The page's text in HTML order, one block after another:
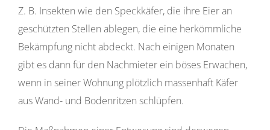
Z. B. Insekten wie den Speckkäfer, die ihre Eier an
geschützten Stellen ablegen, die eine herkömmliche
Bekämpfung nicht abdeckt. Nach einigen Monaten
gibt es dann für den Nachmieter ein böses Erwachen,
wenn in seiner Wohnung plötzlich massenhaft Käfer
aus Wand- und Bodenritzen schlüpfen.